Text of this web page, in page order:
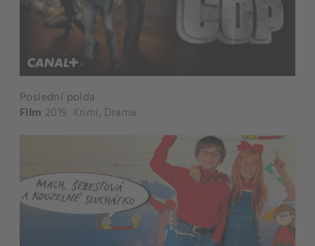
Poslední polda
Film 2019 Krimi, Drama